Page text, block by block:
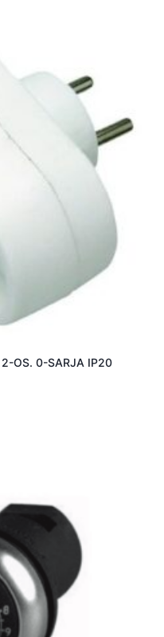
2-OS. 0-SARJA IP20